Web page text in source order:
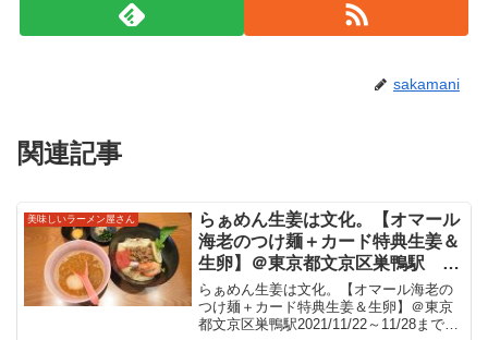
sakamani
関連記事
美味しいラーメン屋さん
らぁめん生姜は文化。【オマール
海老のつけ麺＋カード特典生姜＆
生卵】＠東京都文京区巣鴨駅
2021/11/22～11/28まで提供予定
の限定麺。オマール海老の旨味が
ふくよかに感じる美味しいつけ麺
らぁめん生姜は文化。【オマール海老の
つけ麺＋カード特典生姜＆生卵】＠東京
都文京区巣鴨駅2021/11/22～11/28まで提